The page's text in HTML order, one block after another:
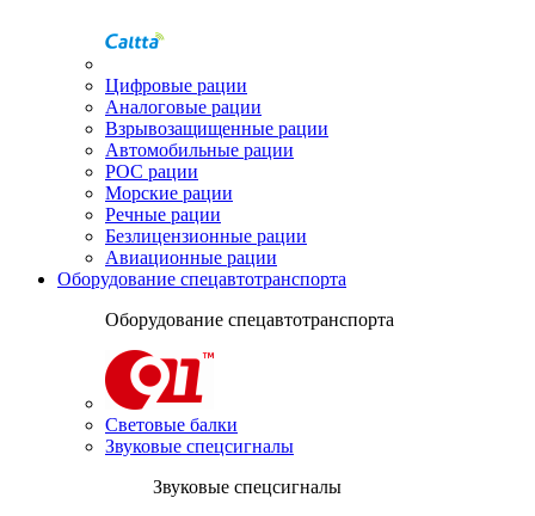
Цифровые рации
Аналоговые рации
Взрывозащищенные рации
Автомобильные рации
POC рации
Морские рации
Речные рации
Безлицензионные рации
Авиационные рации
Оборудование спецавтотранспорта
Оборудование спецавтотранспорта
Световые балки
Звуковые спецсигналы
Звуковые спецсигналы